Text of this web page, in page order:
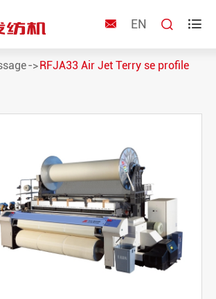
 EN  
RFJA33 Air Jet Terry se profile